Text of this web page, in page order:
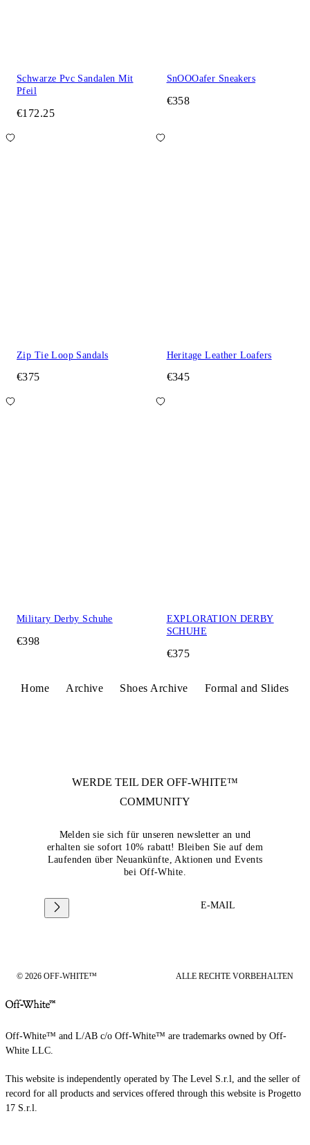
Schwarze Pvc Sandalen Mit
Pfeil
€172.25
SnOOOafer Sneakers
€358
Zip Tie Loop Sandals
€375
Heritage Leather Loafers
€345
Military Derby Schuhe
€398
EXPLORATION DERBY
SCHUHE
€375
Home Archive Shoes Archive Formal and Slides
WERDE TEIL DER OFF-WHITE™
COMMUNITY
Melden sie sich für unseren newsletter an und
erhalten sie sofort 10% rabatt! Bleiben Sie auf dem
Laufenden über Neuankünfte, Aktionen und Events
bei Off-White.
E-MAIL
© 2026 OFF-WHITE™ ALLE RECHTE VORBEHALTEN
Off-White™ and L/AB c/o Off-White™ are trademarks owned by Off-
White LLC.
This website is independently operated by The Level S.r.l, and the seller of
record for all products and services offered through this website is Progetto
17 S.r.l.